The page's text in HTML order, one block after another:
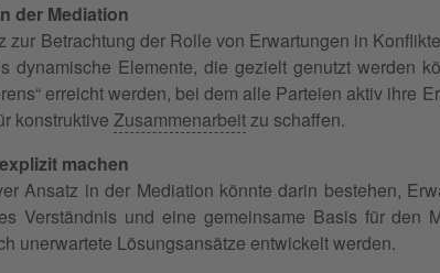
der Mediation
zur Betrachtung der Rolle von Erwartungen in
dynamische Elemente, die gezielt genutzt werden
erreicht werden, bei dem alle Parteien aktiv ihre
konstruktive Zusammenarbeitzu schaffen.
machen
Ansatz in der Mediation könnte darin bestehen,
Verständnis und eine gemeinsame Basis für den
unerwartete Lösungsansätze entwickelt werden.